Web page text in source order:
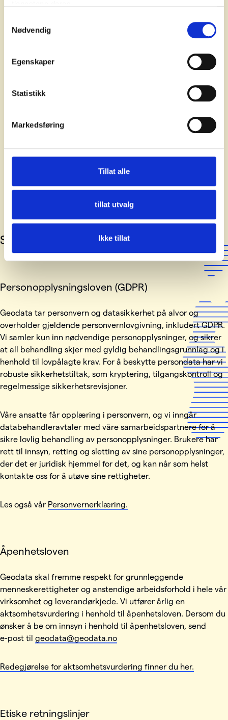
Nødvendig
Egenskaper
Statistikk
Markedsføring
Tillat alle
tillat utvalg
Ikke tillat
Klima, miljø og arbeidsmiljø
Samsvar
Personopplysningsloven (GDPR)
Geodata tar personvern og datasikkerhet på alvor og
overholder gjeldende personvernlovgivning, inkludert GDPR.
Vi samler kun inn nødvendige personopplysninger, og sikrer
at all behandling skjer med gyldig behandlingsgrunnlag og i
henhold til lovpålagte krav. For å beskytte persondata har vi
robuste sikkerhetstiltak, som kryptering, tilgangskontroll og
regelmessige sikkerhetsrevisjoner.
Våre ansatte får opplæring i personvern, og vi inngår
databehandleravtaler med våre samarbeidspartnere for å
sikre lovlig behandling av personopplysninger. Brukere har
rett til innsyn, retting og sletting av sine personopplysninger,
der det er juridisk hjemmel for det, og kan når som helst
kontakte oss for å utøve sine rettigheter.
Les også vår Personvernerklæring.
Åpenhetsloven
Geodata skal fremme respekt for grunnleggende
menneskerettigheter og anstendige arbeidsforhold i hele vår
virksomhet og leverandørkjede. Vi utfører årlig en
aktsomhetsvurdering i henhold til åpenhetsloven. Dersom du
ønsker å be om innsyn i henhold til åpenhetsloven, send
e-post til geodata@geodata.no
Redegjørelse for aktsomhetsvurdering finner du her.
Etiske retningslinjer